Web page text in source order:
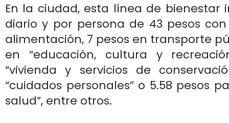
En la ciudad, esta línea de bienestar
diario y por persona de 43 pesos
alimentación, 7 pesos en transporte
en “educación, cultura y
“vivienda y servicios de
“cuidados personales” o 5.58 pesos
salud”, entre otros.